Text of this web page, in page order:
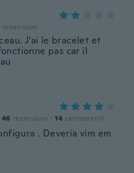
recensioni
J'ai le bracelet et
pas car il
46 recensioni · 14 caricamenti
. Deveria vim em